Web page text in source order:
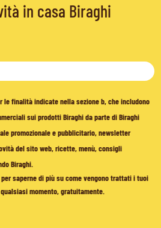
in casa Biraghi
le finalità indicate nella sezione b, che includono
sui prodotti Biraghi da parte di Biraghi
promozionale e pubblicitario, newsletter
del sito web, ricette, menù, consigli
Biraghi.
per saperne di più su come vengono trattati i tuoi
momento, gratuitamente.